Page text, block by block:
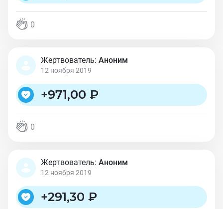
0
Жертвователь: Аноним
12 ноября 2019
+971,00 ₽
0
Жертвователь: Аноним
12 ноября 2019
+291,30 ₽